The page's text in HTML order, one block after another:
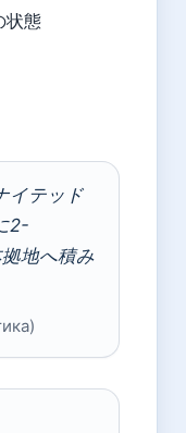
状態
イテッド
2-
地へ積み